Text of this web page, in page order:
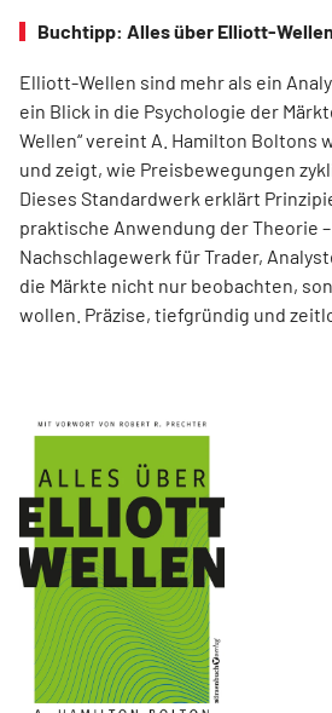
Buchtipp: Alles über Elliott-Wellen
Elliott-Wellen sind mehr als ein
ein Blick in die Psychologie der
Wellen“ vereint A. Hamilton Boltons
und zeigt, wie Preisbewegungen
Dieses Standardwerk erklärt
praktische Anwendung der Theorie
Nachschlagewerk für Trader,
die Märkte nicht nur beobachten,
wollen. Präzise, tiefgründig und